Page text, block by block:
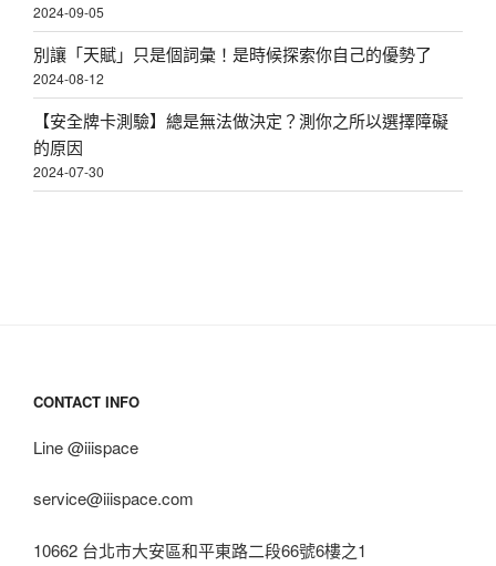
2024-09-05
別讓「天賦」只是個詞彙！是時候探索你自己的優勢了
2024-08-12
【安全牌卡測驗】總是無法做決定？測你之所以選擇障礙
的原因
2024-07-30
CONTACT INFO
Line @iiispace
service@iiispace.com
10662 台北市大安區和平東路二段66號6樓之1